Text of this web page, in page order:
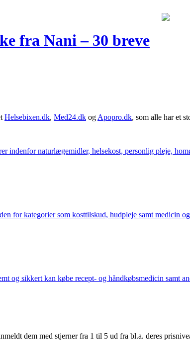
fra Nani – 30 breve
Helsebixen.dk, Med24.dk og Apopro.dk, som alle har et
indenfor naturlægemidler, helsekost, personlig pleje,
for kategorier som kosttilskud, hudpleje samt medicin
og sikkert kan købe recept- og håndkøbsmedicin samt
dem med stjerner fra 1 til 5 ud fra bl.a. deres